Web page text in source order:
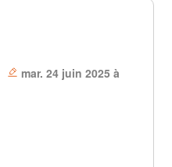
mar. 24 juin 2025 à